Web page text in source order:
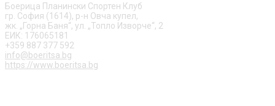
Боерица Планински Спортен Клуб
гр. София (1614), р-н Овча купел,
жк. „Горна Баня“, ул. „Топло Изворче“, 2
ЕИК: 176065181
+359 887 377 592
info@boeritsa.bg
https://www.boeritsa.bg